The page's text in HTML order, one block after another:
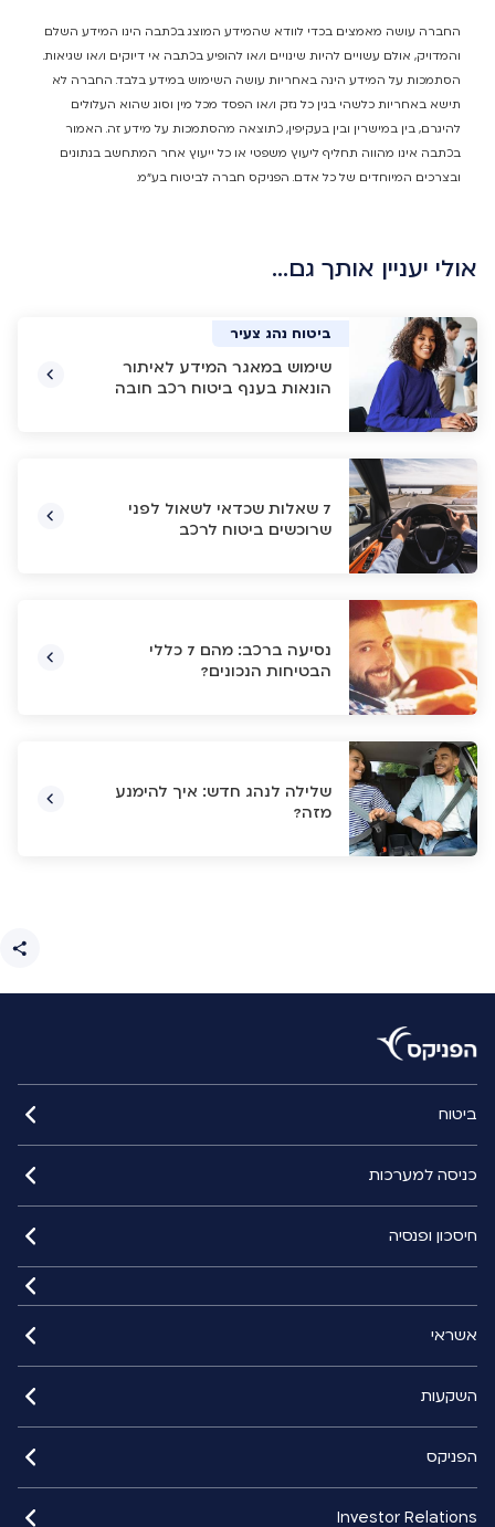
החברה עושה מאמצים בכדי לוודא שהמידע המוצג בכתבה הינו המידע השלם
והמדויק, אולם עשויים להיות שינויים ו/או להופיע בכתבה אי דיוקים ו/או שגיאות.
הסתמכות על המידע הינה באחריות עושה השימוש במידע בלבד. החברה לא
תישא באחריות כלשהי בגין כל נזק ו/או הפסד מכל מין וסוג שהוא העלולים
להיגרם, בין במישרין ובין בעקיפין, כתוצאה מהסתמכות על מידע זה. האמור
בכתבה אינו מהווה תחליף ליעוץ משפטי או כל ייעוץ אחר המתחשב בנתונים
ובצרכים המיוחדים של כל אדם. הפניקס חברה לביטוח בע"מ.
אולי יעניין אותך גם…
ביטוח חובה
שימוש במאגר המידע לאיתור
הונאות בענף ביטוח רכב חובה
ביטוח רכב
7 שאלות שכדאי לשאול לפני
שרוכשים ביטוח לרכב
ביטוח רכב
נסיעה ברכב: מהם 7 כללי
הבטיחות הנכונים?
ביטוח נהג צעיר
שלילה לנהג חדש: איך להימנע
מזה?
ביטוח
כניסה למערכות
חיסכון ופנסיה
אשראי
השקעות
הפניקס
Investor Relations